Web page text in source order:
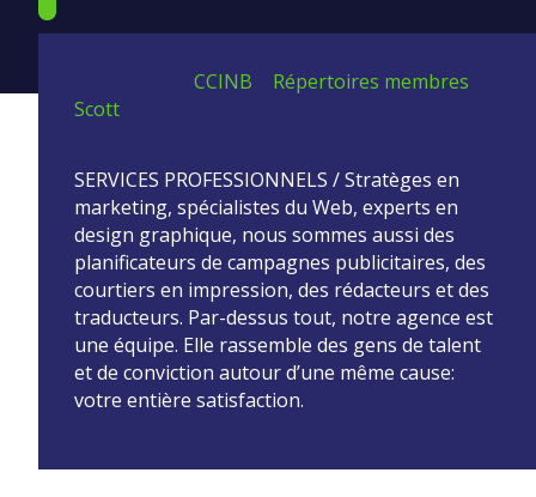
CCINB Répertoires membres
Scott>
SERVICES PROFESSIONNELS / Stratèges en
marketing, spécialistes du Web, experts en
design graphique, nous sommes aussi des
planificateurs de campagnes publicitaires, des
courtiers en impression, des rédacteurs et des
traducteurs. Par-dessus tout, notre agence est
une équipe. Elle rassemble des gens de talent
et de conviction autour d’une même cause:
votre entière satisfaction.